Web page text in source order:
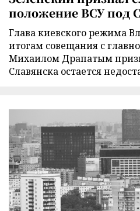
положение ВСУ под
Глава киевского режима
итогам совещания с
Михаилом Драпатым
Славянска остается